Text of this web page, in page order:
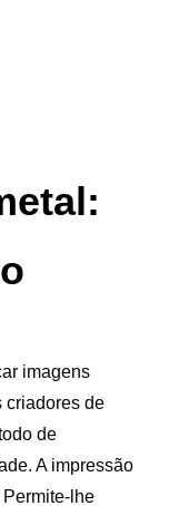
imagens
criadores de
de
A impressão
lhe